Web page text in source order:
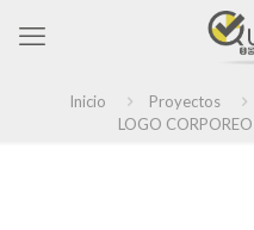
Inicio Proyectos
LOGO